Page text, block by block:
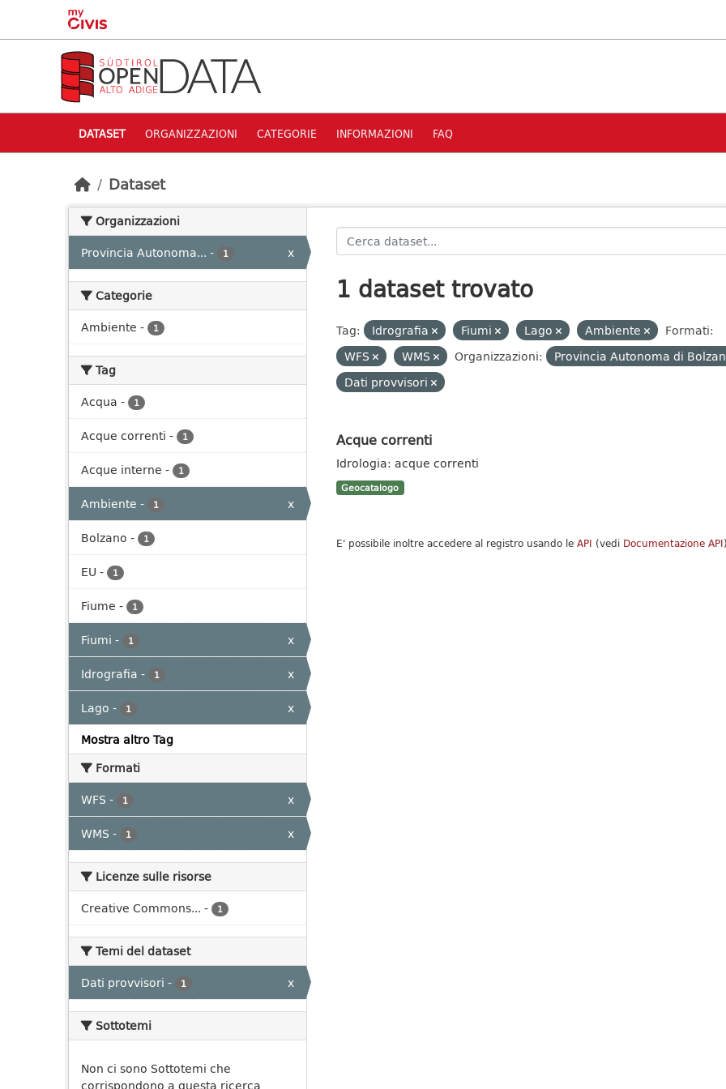
Skip to main content
DATASET ORGANIZZAZIONI CATEGORIE INFORMAZIONI FAQ
Dataset
Organizzazioni
Provincia Autonoma... - 1 x
Categorie
Ambiente - 1
Tag
Acqua - 1
Acque correnti - 1
Acque interne - 1
Ambiente - 1
x
Bolzano - 1
EU - 1
Fiume - 1
Fiumi - 1
x
Idrografia - 1
x
Lago - 1
x
Mostra altro Tag
Formati
WFS - 1
x
WMS - 1 x
Licenze sulle risorse
Creative Commons... - 1
Temi del dataset
Dati provvisori - 1 x
Sottotemi
Non ci sono Sottotemi che
corrispondono a questa ricerca
1 dataset trovato
Tag: Idrografia Fiumi Lago Ambiente
Formati:
WFS
WMS Organizzazioni:
Provincia Autonoma di
Dati provvisori
Acque correnti
Idrologia: acque correnti
Geocatalogo
E' possibile inoltre accedere al registro usando le API (vedi Documentazione API